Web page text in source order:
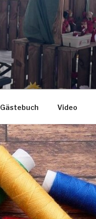
Gästebuch Video